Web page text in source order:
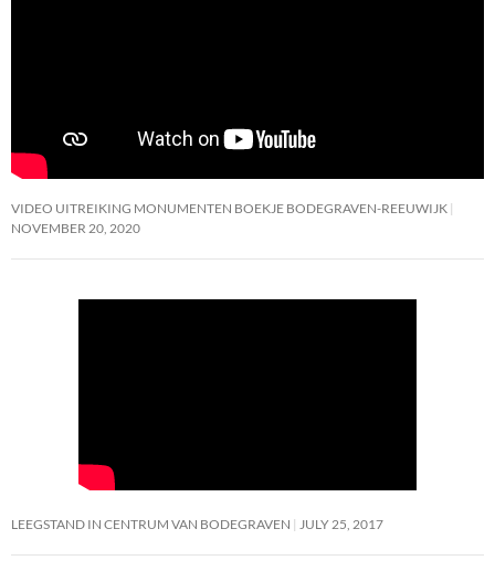
VIDEO UITREIKING MONUMENTEN BOEKJE BODEGRAVEN-REEUWIJK
NOVEMBER 20, 2020
LEEGSTAND IN CENTRUM VAN BODEGRAVEN JULY 25, 2017